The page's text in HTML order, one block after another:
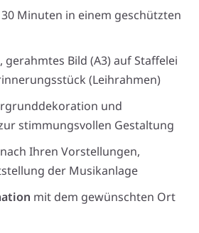
Minuten in einem geschützten
gerahmtes Bild (A3) auf Staffelei
(Leihrahmen)
und
stimmungsvollen Gestaltung
Ihren Vorstellungen,
der Musikanlage
mit dem gewünschten Ort